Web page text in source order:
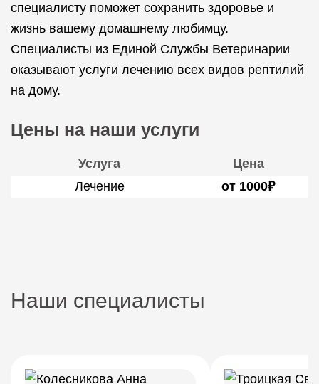
специалисту поможет сохранить здоровье и
жизнь вашему домашнему любимцу.
Специалисты из Единой Службы Ветеринарии
оказывают услуги лечению всех видов рептилий
на дому.
Цены на наши услуги
Услуга
Цена
Лечение
от 1000₽
Наши специалисты